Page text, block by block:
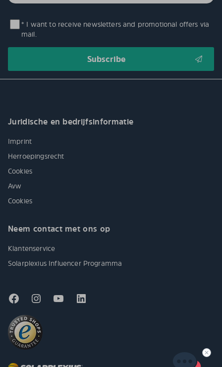
* I want to receive newsletters and promotional offers via
mail.
Juridische en bedrijfsinformatie
Imprint
Herroepingsrecht
Cookies
Avw
Cookies
Neem contact met ons op
Klantenservice
Solarplexius Influencer Programma